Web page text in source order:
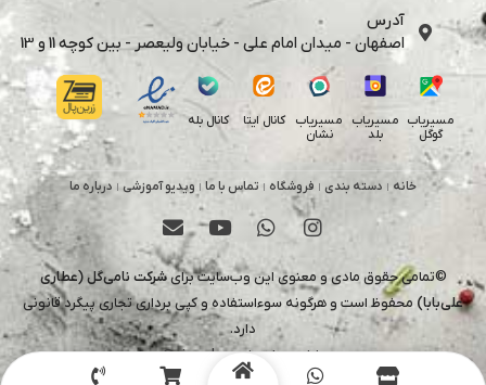
آدرس
اصفهان - میدان امام علی - خیابان ولیعصر - بین کوچه 11 و 13
مسیریاب
گوگل
مسیریاب
بلد
مسیریاب
نشان
کانال ایتا کانال بله
خانه دسته بندی فروشگاه تماس با ما ویدیو آموزشی درباره ما
©تمامی حقوق مادی و معنوی این وب‌سایت برایشرکت نامی‌گل (عطاری
علی‌بابا) محفوظ است و هرگونه سوءاستفاده و کپی برداری تجاری پیگرد قانونی
دارد.
طراح و پشتیبانuixmahsa@